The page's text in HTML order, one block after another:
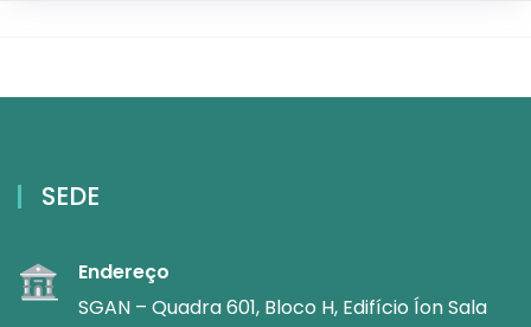
SEDE
Endereço
SGAN – Quadra 601, Bloco H, Edifício Íon Sala